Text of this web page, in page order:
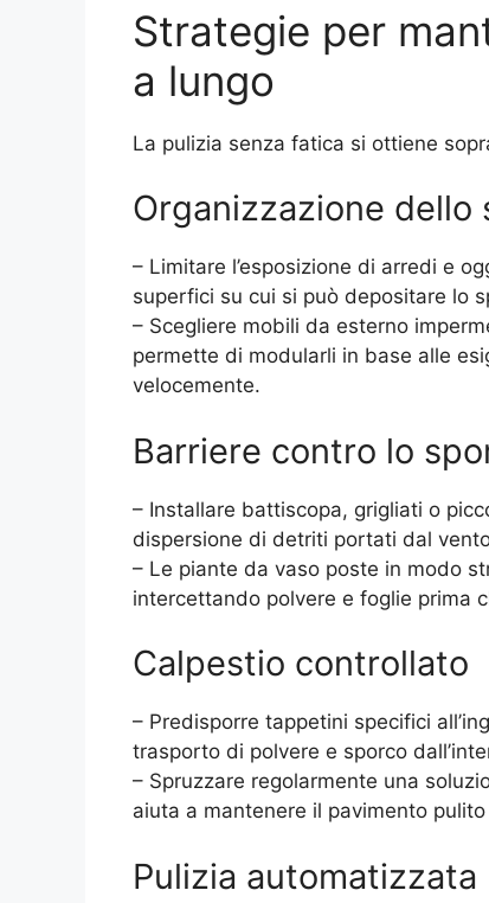
Strategie per
a lungo
La pulizia senza fatica si ottiene
Organizzazione dello
– Limitare l’esposizione di arredi e
superfici su cui si può depositare lo
– Scegliere mobili da esterno
permette di modularli in base alle
velocemente.
Barriere contro lo
– Installare battiscopa, grigliati o
dispersione di detriti portati dal
– Le piante da vaso poste in modo
intercettando polvere e foglie prima
Calpestio controllato
– Predisporre tappetini specifici
trasporto di polvere e sporco
– Spruzzare regolarmente una
aiuta a mantenere il pavimento
Pulizia automatizzata